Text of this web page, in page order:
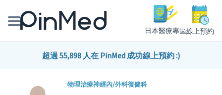
日本醫療專區線上預約
線上預約醫師、院所
超過 55,898 人在 PinMed 成功線上預約 :)
物理治療神經內/外科復健科